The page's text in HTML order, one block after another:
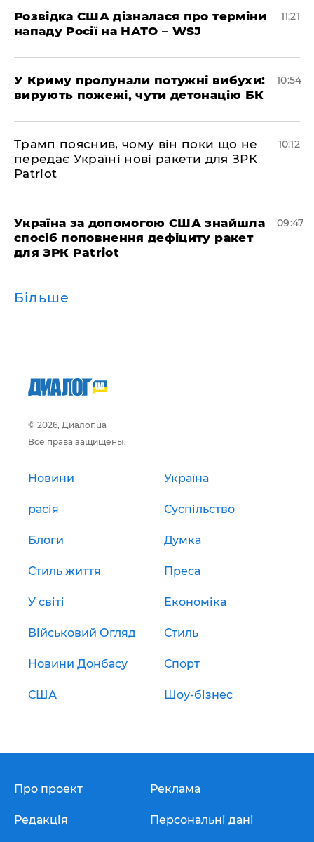
Розвідка США дізналася про терміни
нападу Росії на НАТО – WSJ
11:21
У Криму пролунали потужні вибухи:
вирують пожежі, чути детонацію БК
10:54
Трамп пояснив, чому він поки що не
передає Україні нові ракети для ЗРК
Patriot
10:12
Україна за допомогою США знайшла
спосіб поповнення дефіциту ракет
для ЗРК Patriot
09:47
Більше
© 2026, Диалог.ua
Все права защищены.
Новини Україна
расія Суспільство
Блоги Думка
Стиль життя Преса
У світі Економіка
Військовий Огляд Стиль
Новини Донбасу Спорт
США Шоу-бізнес
Про проект
Редакція
Реклама
Персональні дані